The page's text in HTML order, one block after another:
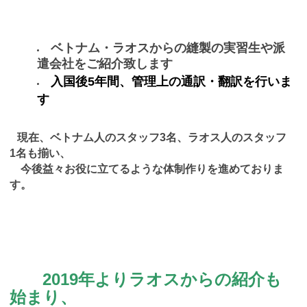
ベトナム・ラオスからの縫製の実習生や派
遣会社をご紹介致します
入国後5年間、管理上の通訳・翻訳を行いま
す
現在、ベトナム人のスタッフ3名、ラオス人のスタッフ
1名も揃い、
今後益々お役に立てるような体制作りを進めておりま
す。
2019年よりラオスからの紹介も
始まり、